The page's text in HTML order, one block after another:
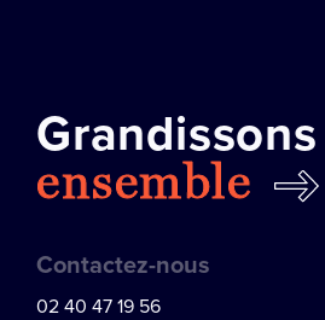
Grandissons
ensemble
Contactez-nous
02 40 47 19 56